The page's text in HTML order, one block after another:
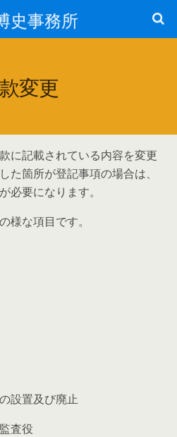
史事務所
変更
に記載されている内容を変更
た箇所が登記事項の場合は、
必要になります。
様な項目です。
設置及び廃止
査役